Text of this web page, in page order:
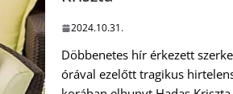
2024.10.31.
Döbbenetes hír érkezett
órával ezelőtt tragikus